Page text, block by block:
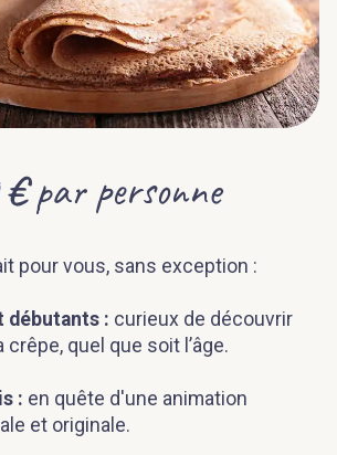
par personne
pour vous, sans exception :
débutants : curieux de découvrir
quel que soit l’âge.
: en quête d'une animation
et originale.